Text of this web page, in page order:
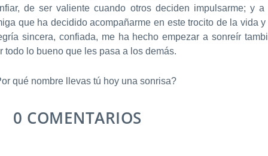
de ser valiente cuando otros deciden impulsarme; y a
que ha decidido acompañarme en este trocito de la vida y
sincera, confiada, me ha hecho empezar a sonreír
todo lo bueno que les pasa a los demás.
qué nombre llevas tú hoy una sonrisa?
0 COMENTARIOS